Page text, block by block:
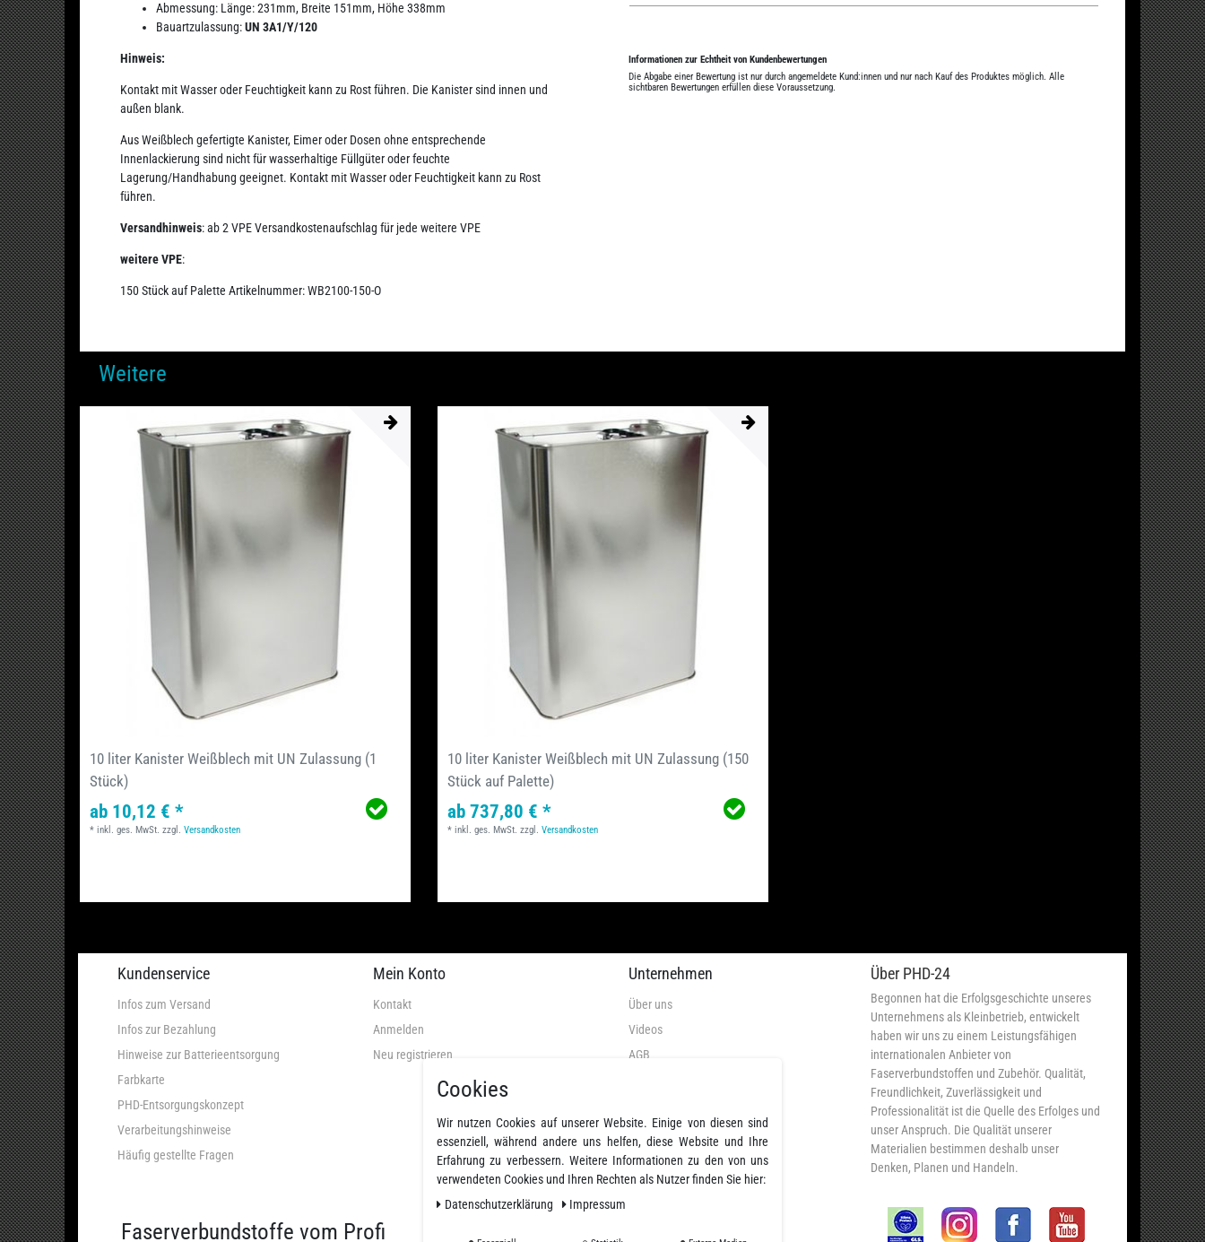
Abmessung: Länge: 231mm, Breite 151mm, Höhe 338mm
Bauartzulassung:UN 3A1/Y/120
Hinweis:
Kontakt mit Wasser oder Feuchtigkeit kann zu Rost führen. Die Kanister sind innen und
außen blank.
Aus Weißblech gefertigte Kanister, Eimer oder Dosen ohne entsprechende
Innenlackierung sind nicht für wasserhaltige Füllgüter oder feuchte
Lagerung/Handhabung geeignet. Kontakt mit Wasser oder Feuchtigkeit kann zu Rost
führen.
Versandhinweis: ab 2 VPE Versandkostenaufschlag für jede weitere VPE
weitere VPE:
150 Stück auf Palette Artikelnummer:WB2100-150-O
Informationen zur Echtheit von Kundenbewertungen
Die Abgabe einer Bewertung ist nur durch angemeldete Kund:innen und nur nach Kauf des Produktes möglich. Alle
sichtbaren Bewertungen erfüllen diese Voraussetzung.
Weitere
10 liter Kanister Weißblech mit UN Zulassung (1
Stück)
ab 10,12 € *
*inkl. ges. MwSt. zzgl.Versandkosten
10 liter Kanister Weißblech mit UN Zulassung (150
Stück auf Palette)
ab 737,80 € *
*inkl. ges. MwSt. zzgl.Versandkosten
Kundenservice
Infos zum Versand
Infos zur Bezahlung
Hinweise zur Batterieentsorgung
Farbkarte
PHD-Entsorgungskonzept
Verarbeitungshinweise
Häufig gestellte Fragen
Mein Konto
Kontakt
Anmelden
Neu registrieren
Unternehmen
Über uns
Videos
AGB
Widerrufsformular
Impressum
Über PHD-24
Begonnen hat die Erfolgsgeschichte unseres
Unternehmens als Kleinbetrieb, entwickelt
haben wir uns zu einem Leistungsfähigen
internationalen Anbieter von
Faserverbundstoffen und Zubehör. Qualität,
Freundlichkeit, Zuverlässigkeit und
Professionalität ist die Quelle des Erfolges und
unser Anspruch. Die Qualität unserer
Materialien bestimmen deshalb unser
Denken, Planen und Handeln.
Faserverbundstoffe vom Profi
Cookies
Wir nutzen Cookies auf unserer Website. Einige von diesen sind
essenziell, während andere uns helfen, diese Website und Ihre
Erfahrung zu verbessern. Weitere Informationen zu den von uns
verwendeten Cookies und Ihren Rechten als Nutzer finden Sie hier:
Daten­schutz­erklärung
Impressum